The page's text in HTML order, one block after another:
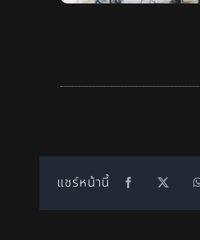
แชร์หน้านี้